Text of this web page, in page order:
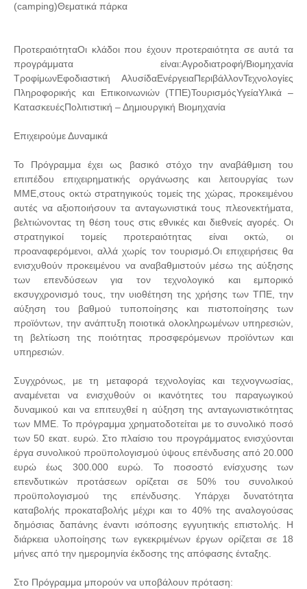
(camping)Θεματικά πάρκα
ΠροτεραιότηταΟι κλάδοι που έχουν προτεραιότητα σε αυτά τα
προγράμματα είναι:Αγροδιατροφή/Βιομηχανία
ΤροφίμωνΕφοδιαστική ΑλυσίδαΕνέργειαΠεριβάλλονΤεχνολογίες
Πληροφορικής και Επικοινωνιών (ΤΠΕ)ΤουρισμόςΥγείαΥλικά –
ΚατασκευέςΠολιτιστική – Δημιουργική Βιομηχανία
Επιχειρούμε Δυναμικά
Το Πρόγραμμα έχει ως βασικό στόχο την αναβάθμιση του
επιπέδου επιχειρηματικής οργάνωσης και λειτουργίας των
ΜΜΕ,στους οκτώ στρατηγικούς τομείς της χώρας, προκειμένου
αυτές να αξιοποιήσουν τα ανταγωνιστικά τους πλεονεκτήματα,
βελτιώνοντας τη θέση τους στις εθνικές και διεθνείς αγορές. Οι
στρατηγικοί τομείς προτεραιότητας είναι οκτώ, οι
προαναφερόμενοι, αλλά χωρίς τον τουρισμό.Οι επιχειρήσεις θα
ενισχυθούν προκειμένου να αναβαθμιστούν μέσω της αύξησης
των επενδύσεων για τον τεχνολογικό και εμπορικό
εκσυγχρονισμό τους, την υιοθέτηση της χρήσης των ΤΠΕ, την
αύξηση του βαθμού τυποποίησης και πιστοποίησης των
προϊόντων, την ανάπτυξη ποιοτικά ολοκληρωμένων υπηρεσιών,
τη βελτίωση της ποιότητας προσφερόμενων προϊόντων και
υπηρεσιών.
Συγχρόνως, με τη μεταφορά τεχνολογίας και τεχνογνωσίας,
αναμένεται να ενισχυθούν οι ικανότητες του παραγωγικού
δυναμικού και να επιτευχθεί η αύξηση της ανταγωνιστικότητας
των ΜΜΕ. Το πρόγραμμα χρηματοδοτείται με το συνολικό ποσό
των 50 εκατ. ευρώ. Στο πλαίσιο του προγράμματος ενισχύονται
έργα συνολικού προϋπολογισμού ύψους επένδυσης από 20.000
ευρώ έως 300.000 ευρώ. Το ποσοστό ενίσχυσης των
επενδυτικών προτάσεων ορίζεται σε 50% του συνολικού
προϋπολογισμού της επένδυσης. Υπάρχει δυνατότητα
καταβολής προκαταβολής μέχρι και το 40% της αναλογούσας
δημόσιας δαπάνης έναντι ισόποσης εγγυητικής επιστολής. Η
διάρκεια υλοποίησης των εγκεκριμένων έργων ορίζεται σε 18
μήνες από την ημερομηνία έκδοσης της απόφασης ένταξης.
Στο Πρόγραμμα μπορούν να υποβάλουν πρόταση: